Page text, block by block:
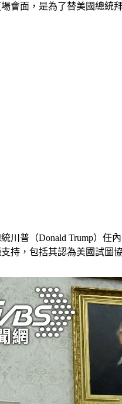
會面，是為了替美國總統
川普（Donald Trump）
持，包括其認為美國試圖